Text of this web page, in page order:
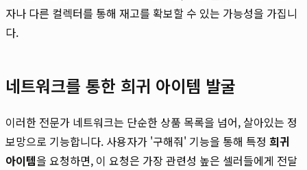
자나 다른 컬렉터를 통해 재고를 확보할 수 있는 가능성을 가집니
다.
네트워크를 통한 희귀 아이템 발굴
이러한 전문가 네트워크는 단순한 상품 목록을 넘어, 살아있는 정
보망으로 기능합니다. 사용자가 '구해줘' 기능을 통해 특정 희귀
아이템을 요청하면, 이 요청은 가장 관련성 높은 셀러들에게 전달